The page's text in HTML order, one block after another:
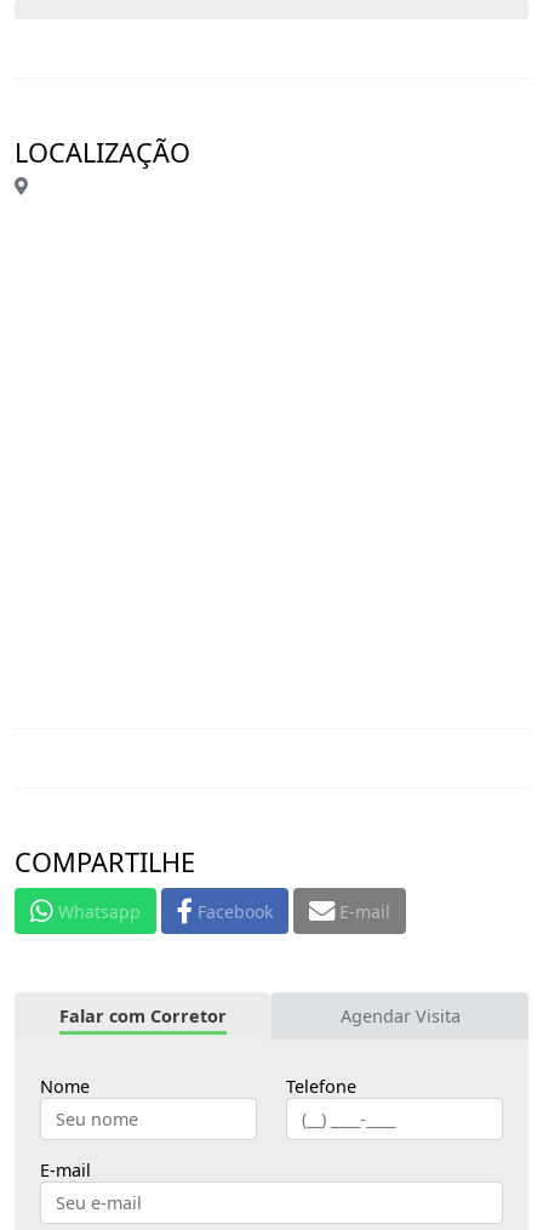
LOCALIZAÇÃO
COMPARTILHE
Whatsapp Facebook E-mail
Falar com Corretor Agendar Visita
Nome Telefone
E-mail